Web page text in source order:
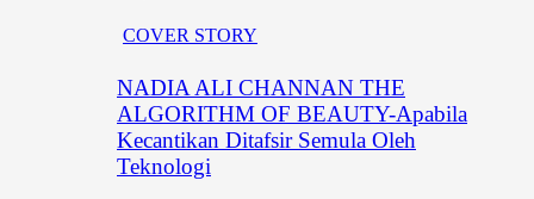
COVER STORY
NADIA ALI CHANNAN THE
ALGORITHM OF BEAUTY-Apabila
Kecantikan Ditafsir Semula Oleh
Teknologi